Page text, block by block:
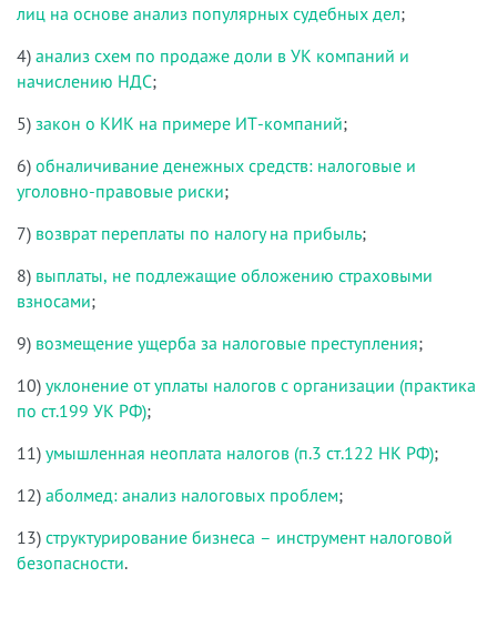
лиц на основе анализ популярных судебных дел;
4) анализ схем по продаже доли в УК компаний и
начислению НДС;
5) закон о КИК на примере ИТ-компаний;
6) обналичивание денежных средств: налоговые и
уголовно-правовые риски;
7) возврат переплаты по налогу на прибыль;
8) выплаты, не подлежащие обложению страховыми
взносами;
9) возмещение ущерба за налоговые преступления;
10) уклонение от уплаты налогов с организации (практика
по ст.199 УК РФ);
11) умышленная неоплата налогов (п.3 ст.122 НК РФ);
12) аболмед: анализ налоговых проблем;
13) структурирование бизнеса – инструмент налоговой
безопасности.